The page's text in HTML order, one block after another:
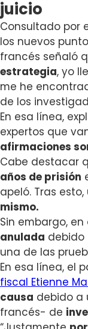
juicio
Consultado por
los nuevos
francés señaló
estrategia, yo
me he
de los
En esa línea,
expertos que
afirmaciones
Cabe destacar
años de prisión
apeló. Tras
mismo.
Sin embargo,
anulada debido
una de las
En esa línea, el
fiscal Etienne
causa debido a
francés- de